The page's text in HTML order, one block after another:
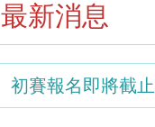
最新消息
初賽報名即將截